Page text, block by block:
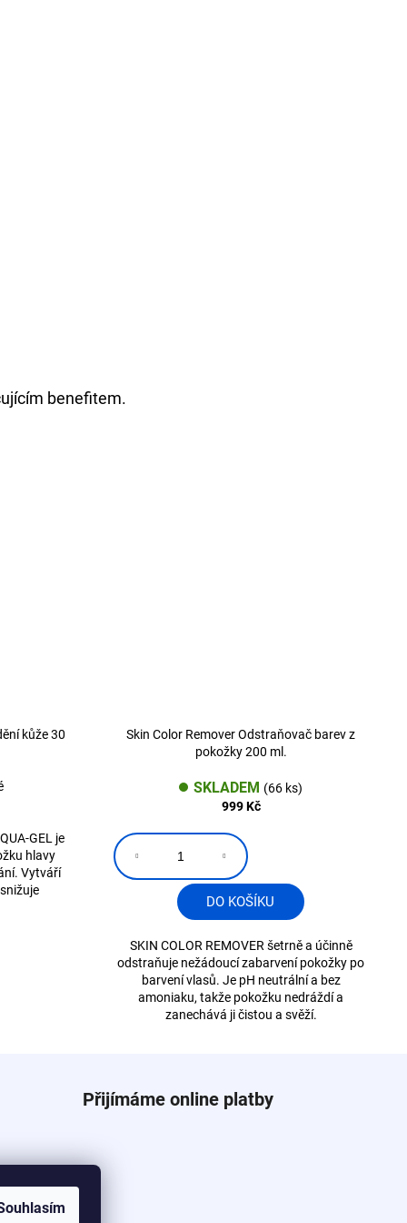
benefitem.
kůže 30
GEL je
hlavy
Vytváří
Skin Color Remover Odstraňovač barev z
pokožky 200 ml.
SKLADEM (66 ks)
999 Kč
DO KOŠÍKU
SKIN COLOR REMOVER šetrně a účinně
odstraňuje nežádoucí zabarvení pokožky po
barvení vlasů. Je pH neutrální a bez
amoniaku, takže pokožku nedráždí a
zanechává ji čistou a svěží.
Přijímáme online platby